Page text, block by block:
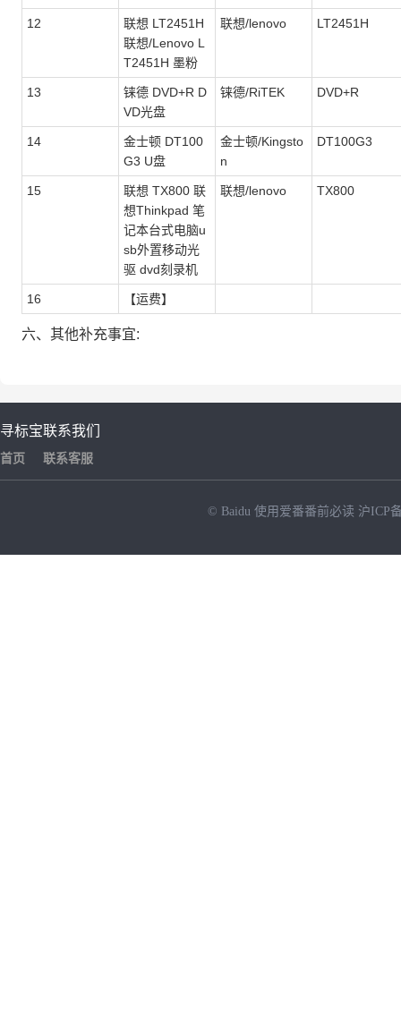
12
联想 LT2451H
联想/Lenovo L
T2451H 墨粉
联想/lenovo LT2451H
13
铼德 DVD+R D
VD光盘
铼德/RiTEK DVD+R
14
金士顿 DT100
G3 U盘
金士顿/Kingsto
n
DT100G3
15
联想 TX800 联
想Thinkpad 笔
记本台式电脑u
sb外置移动光
驱 dvd刻录机
联想/lenovo TX800
16 【运费】
六、其他补充事宜:
寻标宝
首页
联系我们
联系客服
© Baidu 使用爱番番前必读 沪ICP